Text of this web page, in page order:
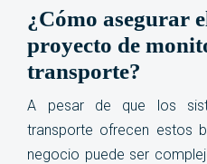
¿Cómo asegurar
proyecto de
transporte?
A pesar de que los
transporte ofrecen estos
negocio puede ser